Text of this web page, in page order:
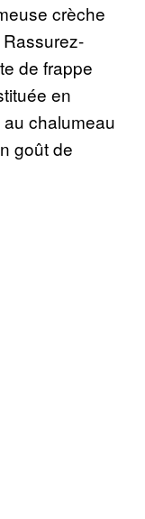
crèche
de frappe
en
chalumeau
goût de